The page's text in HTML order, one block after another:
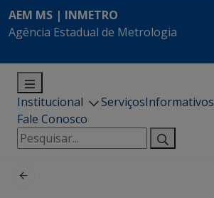
AEM MS | INMETRO
Agência Estadual de Metrologia
Institucional ServiçosInformativos
Fale Conosco
Pesquisar
por: